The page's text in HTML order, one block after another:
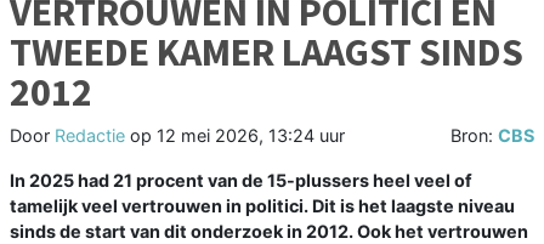
VERTROUWEN IN POLITICI EN
TWEEDE KAMER LAAGST SINDS
2012
Door Redactie op 12 mei 2026, 13:24 uur Bron: CBS
In 2025 had 21 procent van de 15-plussers heel veel of
tamelijk veel vertrouwen in politici. Dit is het laagste niveau
sinds de start van dit onderzoek in 2012. Ook het vertrouwen